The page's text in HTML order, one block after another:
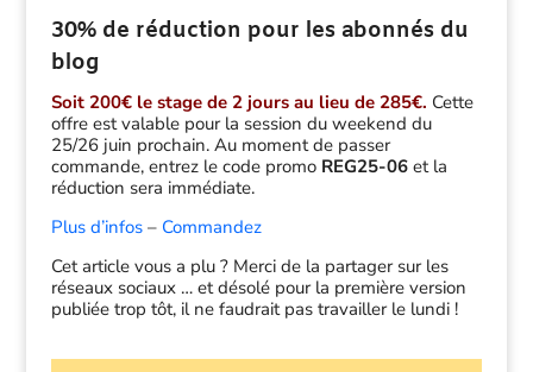
30% de réduction pour les abonnés du
blog
Soit 200€ le stage de 2 jours au lieu de 285€. Cette
offre est valable pour la session du weekend du
25/26 juin prochain. Au moment de passer
commande, entrez le code promo REG25-06et la
réduction sera immédiate.
Plus d’infos– Commandez
Cet article vous a plu ? Merci de la partager sur les
réseaux sociaux … et désolé pour la première version
publiée trop tôt, il ne faudrait pas travailler le lundi !